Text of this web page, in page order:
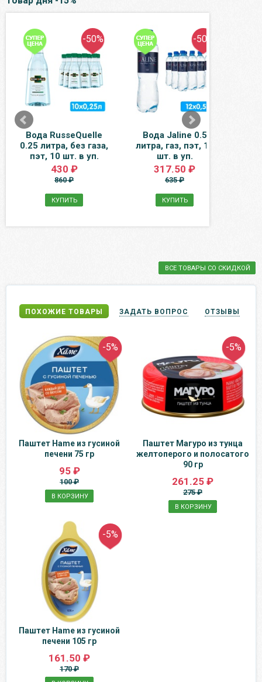
-50%
Вода RusseQuelle
0.25 литра, без газа,
пэт, 10 шт. в уп.
430 ₽
860 ₽
КУПИТЬ
-50%
Вода Jaline 0.5
литра, газ, пэт, 12
шт. в уп.
317.50 ₽
635 ₽
КУПИТЬ
ВСЕ ТОВАРЫ СО СКИДКОЙ
ПОХОЖИЕ ТОВАРЫ ЗАДАТЬ ВОПРОС ОТЗЫВЫ
-5%
Паштет Hame из гусиной
печени 75 гр
95 ₽
100 ₽
В КОРЗИНУ
-5%
Паштет Магуро из тунца
желтоперого и полосатого
90 гр
261.25 ₽
275 ₽
В КОРЗИНУ
-5%
Паштет Hame из гусиной
печени 105 гр
161.50 ₽
170 ₽